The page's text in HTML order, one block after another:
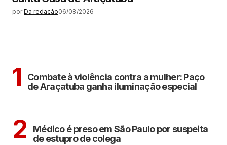
por Da redação06/08/2026
1
Combate à violência contra a mulher: Paço
de Araçatuba ganha iluminação especial
2
Médico é preso em São Paulo por suspeita
de estupro de colega